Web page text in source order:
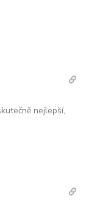
nejlepší,